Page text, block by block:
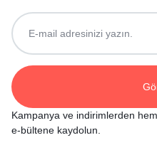
Kampanya ve indirimlerden
e-bültene kaydolun.